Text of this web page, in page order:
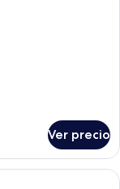
Ver precio
en la habitación,